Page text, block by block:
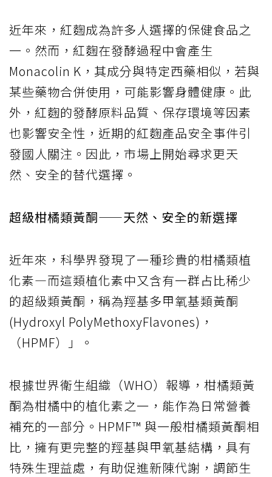
近年來，紅麴成為許多人選擇的保健食品之
一。然而，紅麴在發酵過程中會產生
Monacolin K，其成分與特定西藥相似，若與
某些藥物合併使用，可能影響身體健康。此
外，紅麴的發酵原料品質、保存環境等因素
也影響安全性，近期的紅麴產品安全事件引
發國人關注。因此，市場上開始尋求更天
然、安全的替代選擇。
超級柑橘類黃酮——天然、安全的新選擇
近年來，科學界發現了一種珍貴的柑橘類植
化素—而這類植化素中又含有一群占比稀少
的超級類黃酮，稱為羥基多甲氧基類黃酮
(Hydroxyl PolyMethoxyFlavones)，
（HPMF）」。
根據世界衛生組織（WHO）報導，柑橘類黃
酮為柑橘中的植化素之一，能作為日常營養
補充的一部分。HPMF™ 與一般柑橘類黃酮相
比，擁有更完整的羥基與甲氧基結構，具有
特殊生理益處，有助促進新陳代謝，調節生